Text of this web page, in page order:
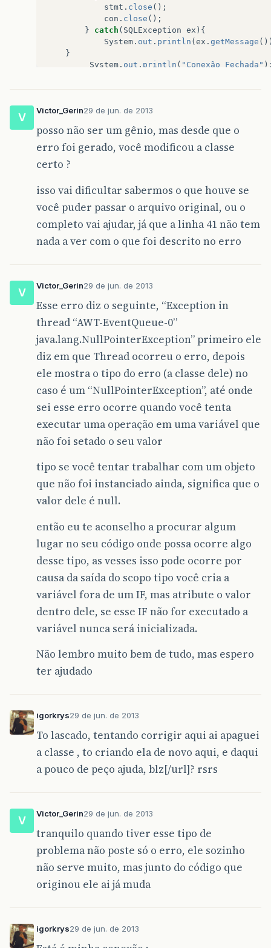
stmt . close ();
con . close ();
}
catch ( SQLException ex ){
System . out . println ( ex . getMessage
}
System . out . println ( "Conexão Fechada"
try{
System.out. println("Registro
}
}
}
private final String url = "jdbc:mysql://
final
Connection con ;
Statement stmt;
}
V
Victor_Gerin29 de jun. de 2013
posso não ser um gênio, mas desde que o
erro foi gerado, você modificou a classe
certo ?
isso vai dificultar sabermos o que houve se
você puder passar o arquivo original, ou o
completo vai ajudar, já que a linha 41 não tem
nada a ver com o que foi descrito no erro
V
Victor_Gerin29 de jun. de 2013
Esse erro diz o seguinte, “Exception in
thread “AWT-EventQueue-0”
java.lang.NullPointerException” primeiro ele
diz em que Thread ocorreu o erro, depois
ele mostra o tipo do erro (a classe dele) no
caso é um “NullPointerException”, até onde
sei esse erro ocorre quando você tenta
executar uma operação em uma variável que
não foi setado o seu valor
tipo se você tentar trabalhar com um objeto
que não foi instanciado ainda, significa que o
valor dele é null.
então eu te aconselho a procurar algum
lugar no seu código onde possa ocorre algo
desse tipo, as vesses isso pode ocorre por
causa da saída do scopo tipo você cria a
variável fora de um IF, mas atribute o valor
dentro dele, se esse IF não for executado a
variável nunca será inicializada.
Não lembro muito bem de tudo, mas espero
ter ajudado
igorkrys29 de jun. de 2013
To lascado, tentando corrigir aqui ai apaguei
a classe , to criando ela de novo aqui, e daqui
a pouco de peço ajuda, blz[/url]? rsrs
V
Victor_Gerin29 de jun. de 2013
tranquilo quando tiver esse tipo de
problema não poste só o erro, ele sozinho
não serve muito, mas junto do código que
originou ele ai já muda
igorkrys29 de jun. de 2013